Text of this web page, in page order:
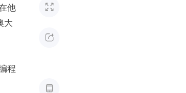
他
大
程


